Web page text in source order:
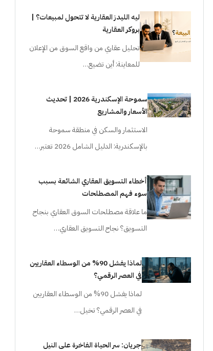
ليه الليدز العقارية لا تتحول لمبيعات؟ |
بروكر العقارية
تحليل عقاري من واقع السوق من الإعلان
للمعاينة: أين تضيع…
سموحة الإسكندرية 2026 | تحديث
الأسعار والمشاريع
الاستثمار والسكن في منطقة سموحة
بالإسكندرية: الدليل الشامل 2026 تعتبر…
أخطاء التسويق العقاري الشائعة بسبب
سوء فهم المصطلحات
ما علاقة مصطلحات السوق العقاري بنجاح
التسويق؟ نجاح التسويق العقاري…
لماذا يفشل 90% من الوسطاء العقاريين
في العصر الرقمي؟
لماذا يفشل 90% من الوسطاء العقاريين
في العصر الرقمي؟ تخيل…
جريان: سر الحياة الفاخرة على النيل